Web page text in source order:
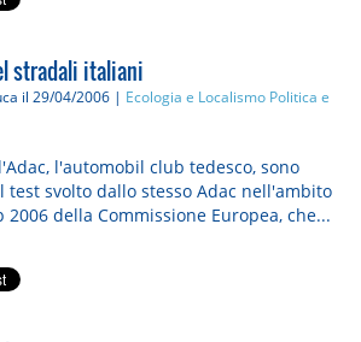
stradali italiani
il 29/04/2006 | Ecologia e Localismo Politica e
l'automobil club tedesco, sono
svolto dallo stesso Adac nell'ambito
2006 della Commissione Europea, che...